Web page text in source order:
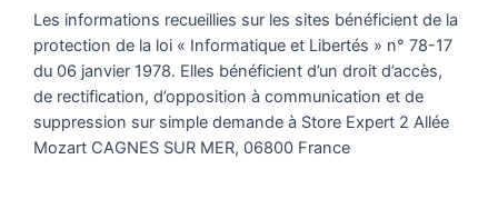
Les informations recueillies sur les sites bénéficient de la
protection de la loi « Informatique et Libertés » n° 78-17
du 06 janvier 1978. Elles bénéficient d’un droit d’accès,
de rectification, d’opposition à communication et de
suppression sur simple demande à Store Expert 2 Allée
Mozart CAGNES SUR MER, 06800 France